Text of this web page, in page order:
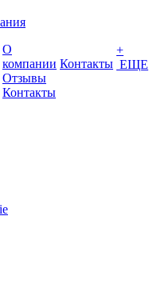
О
компании
Отзывы
Контакты
Контакты
+
ЕЩЕ